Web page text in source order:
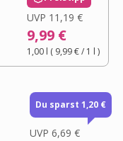
UVP 11,19 €
9,99 €
1,00 l ( 9,99 €/ 1 l )
Du sparst 1,20 €
UVP 6,69 €